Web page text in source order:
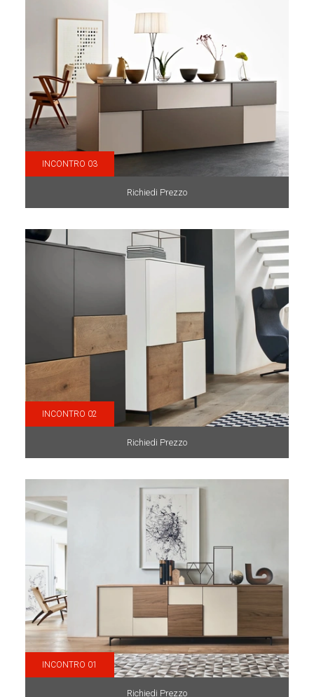
INCONTRO 03
Richiedi Prezzo
INCONTRO 02
Richiedi Prezzo
INCONTRO 01
Richiedi Prezzo